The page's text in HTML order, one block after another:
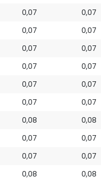
0,07 0,07
0,07 0,07
0,07 0,07
0,07 0,07
0,07 0,07
0,07 0,07
0,08 0,08
0,07 0,07
0,07 0,07
0,08 0,08